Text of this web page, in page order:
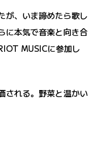
が、いま諦めたら歌し
に本気で音楽と向き合
MUSICに参加し
される。野菜と温かい